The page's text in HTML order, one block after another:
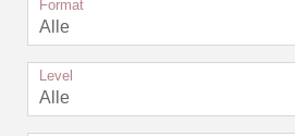
Format
Alle
Level
Alle